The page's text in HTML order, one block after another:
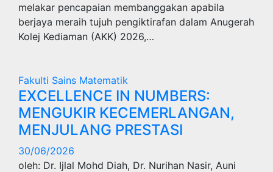
melakar pencapaian membanggakan apabila
berjaya meraih tujuh pengiktirafan dalam Anugerah
Kolej Kediaman (AKK) 2026,…
Fakulti Sains Matematik
EXCELLENCE IN NUMBERS:
MENGUKIR KECEMERLANGAN,
MENJULANG PRESTASI
30/06/2026
oleh: Dr. Ijlal Mohd Diah, Dr. Nurihan Nasir, Auni